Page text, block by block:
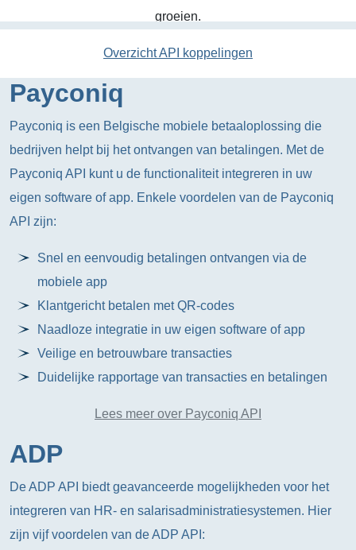
groeien.
Overzicht API koppelingen
Payconiq
Payconiq is een Belgische mobiele betaaloplossing die
bedrijven helpt bij het ontvangen van betalingen. Met de
Payconiq API kunt u de functionaliteit integreren in uw
eigen software of app. Enkele voordelen van de Payconiq
API zijn:
Snel en eenvoudig betalingen ontvangen via de
mobiele app
Klantgericht betalen met QR-codes
Naadloze integratie in uw eigen software of app
Veilige en betrouwbare transacties
Duidelijke rapportage van transacties en betalingen
Lees meer over Payconiq API
ADP
De ADP API biedt geavanceerde mogelijkheden voor het
integreren van HR- en salarisadministratiesystemen. Hier
zijn vijf voordelen van de ADP API: